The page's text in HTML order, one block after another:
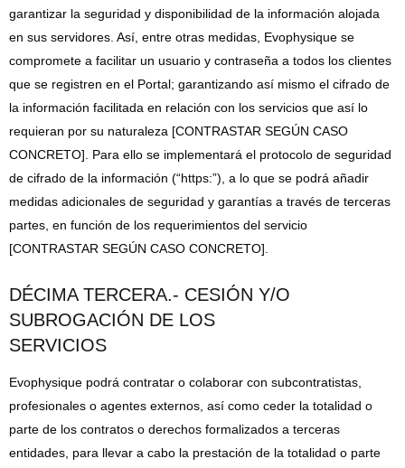
garantizar la seguridad y disponibilidad de la información alojada
en sus servidores. Así, entre otras medidas, Evophysique se
compromete a facilitar un usuario y contraseña a todos los clientes
que se registren en el Portal; garantizando así mismo el cifrado de
la información facilitada en relación con los servicios que así lo
requieran por su naturaleza [CONTRASTAR SEGÚN CASO
CONCRETO]. Para ello se implementará el protocolo de seguridad
de cifrado de la información (“https:”), a lo que se podrá añadir
medidas adicionales de seguridad y garantías a través de terceras
partes, en función de los requerimientos del servicio
[CONTRASTAR SEGÚN CASO CONCRETO].
DÉCIMA TERCERA.- CESIÓN Y/O
SUBROGACIÓN DE LOS
SERVICIOS
Evophysique podrá contratar o colaborar con subcontratistas,
profesionales o agentes externos, así como ceder la totalidad o
parte de los contratos o derechos formalizados a terceras
entidades, para llevar a cabo la prestación de la totalidad o parte